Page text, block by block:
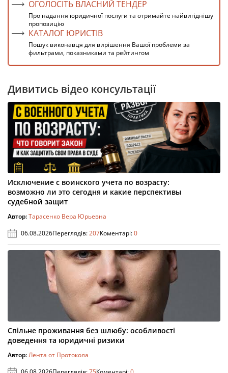
ОГОЛОСІТЬ ВЛАСНИЙ ТЕНДЕР
Про надання юридичної послуги та отримайте найвигіднішу
пропозицію
КАТАЛОГ ЮРИСТІВ
Пошук виконавця для вирішення Вашої проблеми за
фильтрами, показниками та рейтингом
Дивитись відео консультації
Исключение с воинского учета по возрасту:
возможно ли это сегодня и какие перспективы
судебной защит
Автор:Тарасенко Вера Юрьевна
06.08.2026Переглядів:207Коментарі:0
Спільне проживання без шлюбу: особливості
доведення та юридичні ризики
Автор:Лента от Протокола